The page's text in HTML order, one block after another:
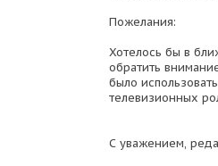
Пожелания:
Хотелось бы в
обратить
было
телевизионных
С уважением,